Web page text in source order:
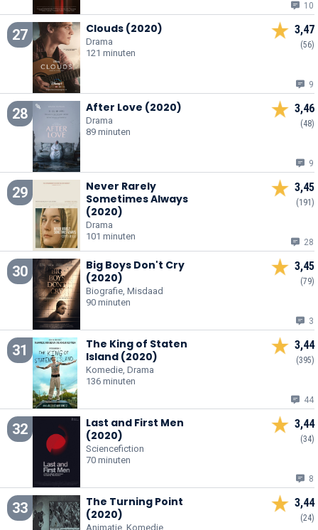
10
27 Clouds (2020)
Drama
121 minuten
3,47
(56)
9
28 After Love (2020)
Drama
89 minuten
3,46
(48)
9
29
Never Rarely
Sometimes Always
(2020)
Drama
101 minuten
3,45
(191)
28
30
Big Boys Don't Cry
(2020)
Biografie, Misdaad
90 minuten
3,45
(79)
3
31
The King of Staten
Island (2020)
Komedie, Drama
136 minuten
3,44
(395)
44
32
Last and First Men
(2020)
Sciencefiction
70 minuten
3,44
(34)
8
33
The Turning Point
(2020)
Animatie, Komedie
3,44
(24)